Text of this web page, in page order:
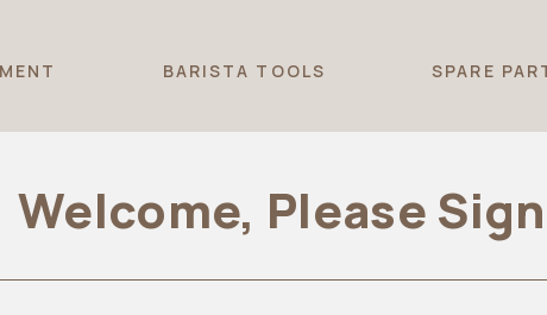
BARISTA TOOLS SPARE
Welcome, Please